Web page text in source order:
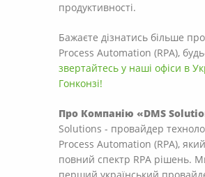
продуктивності.
Бажаєте дізнатись більше
Process Automation (RPA),
звертайтесь у наші офіси в
Гонконзі!
Про Компанію «DMS
Solutions - провайдер
Process Automation (RPA),
повний спектр RPA рішень.